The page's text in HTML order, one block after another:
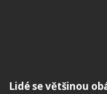
Lidé se většinou